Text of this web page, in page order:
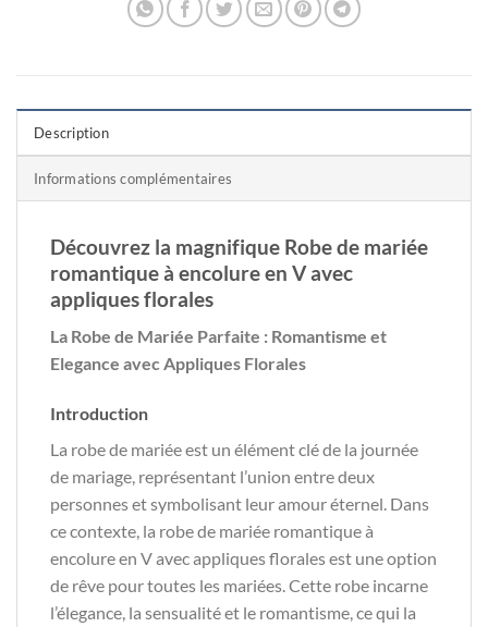
Description
Informations complémentaires
Découvrez la magnifique Robe de mariée
romantique à encolure en V avec
appliques florales
La Robe de Mariée Parfaite : Romantisme et
Elegance avec Appliques Florales
Introduction
La robe de mariée est un élément clé de la journée
de mariage, représentant l’union entre deux
personnes et symbolisant leur amour éternel. Dans
ce contexte, la robe de mariée romantique à
encolure en V avec appliques florales est une option
de rêve pour toutes les mariées. Cette robe incarne
l’élegance, la sensualité et le romantisme, ce qui la